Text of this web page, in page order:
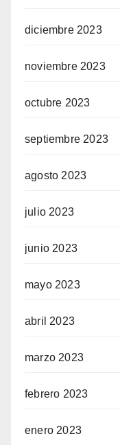
diciembre 2023
noviembre 2023
octubre 2023
septiembre 2023
agosto 2023
julio 2023
junio 2023
mayo 2023
abril 2023
marzo 2023
febrero 2023
enero 2023